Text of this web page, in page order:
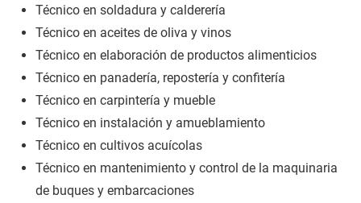
Técnico en soldadura y calderería
Técnico en aceites de oliva y vinos
Técnico en elaboración de productos alimenticios
Técnico en panadería, repostería y confitería
Técnico en carpintería y mueble
Técnico en instalación y amueblamiento
Técnico en cultivos acuícolas
Técnico en mantenimiento y control de la maquinaria
de buques y embarcaciones